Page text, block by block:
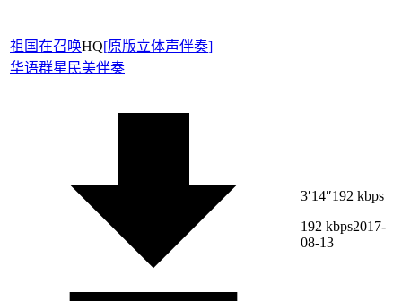
祖国在召唤HQ[原版立体声伴奏]
华语群星 民美伴奏
3′14″192 kbps
192 kbps2017-
08-13